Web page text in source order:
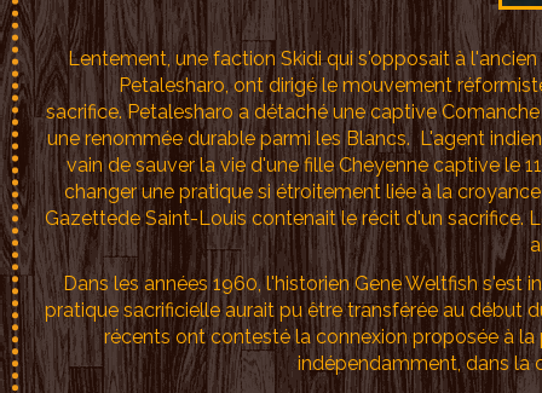
Lentement, une faction Skidi qui s'opposait à
Petalesharo, ont dirigé le mouvement
sacrifice. Petalesharo a détaché une captive
une renommée durable parmi les Blancs. L'agent
vain de sauver la vie d'une fille Cheyenne captive le
changer une pratique si étroitement liée à la
Gazettede Saint-Louis contenait le récit d'un sacrifice.
Dans les années 1960, l'historien Gene Weltfish s'est
pratique sacrificielle aurait pu être transférée au début
récents ont contesté la connexion proposée à
indépendamment, dans la